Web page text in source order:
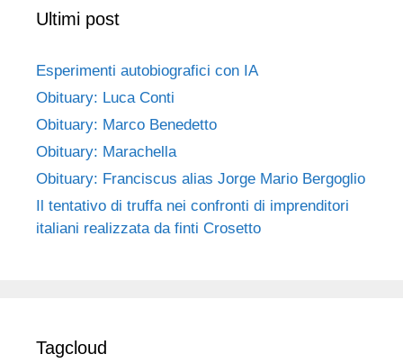
Ultimi post
Esperimenti autobiografici con IA
Obituary: Luca Conti
Obituary: Marco Benedetto
Obituary: Marachella
Obituary: Franciscus alias Jorge Mario Bergoglio
Il tentativo di truffa nei confronti di imprenditori
italiani realizzata da finti Crosetto
Tagcloud